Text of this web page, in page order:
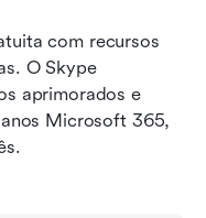
com recursos
O Skype
aprimorados e
Microsoft 365,